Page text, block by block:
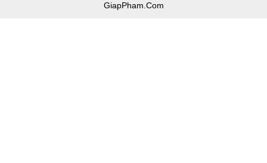
GiapPham.Com